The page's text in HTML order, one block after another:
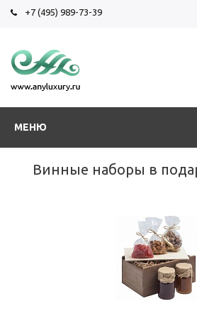
+7 (495) 989-73-39
МЕНЮ
Винные наборы в